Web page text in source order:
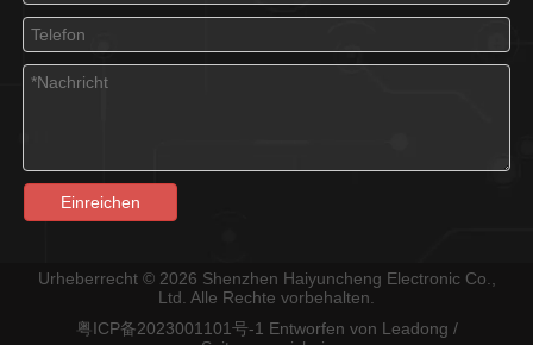
3,96 Pitch IDC geschlossenes Ende 90 Grad mit Verriegelungslampe ohne Polarisationslaschen
Einreichen
Urheberrecht © 2026 Shenzhen Haiyuncheng Electronic Co.,
Ltd. Alle Rechte vorbehalten.
粤ICP备2023001101号-1 Entworfen von Leadong /